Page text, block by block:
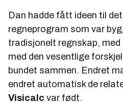
Dan hadde fått ideen til
regneprogram som var
tradisjonelt regnskap, med
med den vesentlige
bundet sammen. Endret
endret automatisk de
Visicalc var født.